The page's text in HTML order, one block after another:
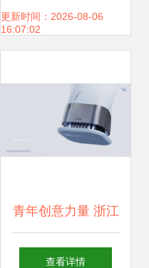
时尚创意百货，打
网站建设
更新时间：2026-08-06
16:07:02
青年创意力量 浙江
万里学院设计艺术
查看详情